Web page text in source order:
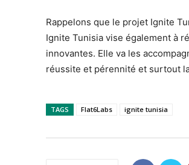
Rappelons que le projet Ignite
Ignite Tunisia vise également à
innovantes. Elle va les
réussite et pérennité et surtout
TAGS Flat6Labs ignite tunisia